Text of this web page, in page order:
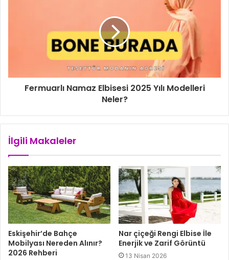
Fermuarlı Namaz Elbisesi 2025 Yılı Modelleri
Neler?
İlgili Makaleler
Eskişehir’de Bahçe
Mobilyası Nereden Alınır?
2026 Rehberi
Nar çiçeği Rengi Elbise İle
Enerjik ve Zarif Görüntü
13 Nisan 2026